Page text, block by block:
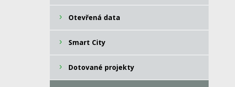
Otevřená data
Smart City
Dotované projekty